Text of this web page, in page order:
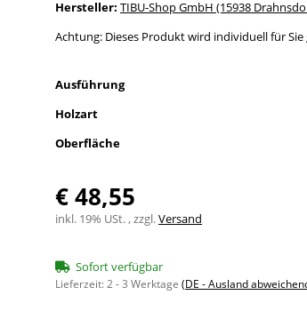
Hersteller: TIBU-Shop GmbH (15938
Achtung: Dieses Produkt wird individuell für
Ausführung
Holzart
Oberfläche
€ 48,55
inkl. 19% USt. , zzgl.Versand
Sofort verfügbar
Lieferzeit:2 - 3 Werktage (DE - Ausland